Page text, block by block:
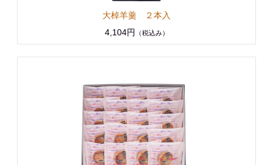
大棹羊羹 ２本入
4,104円
（税込み）